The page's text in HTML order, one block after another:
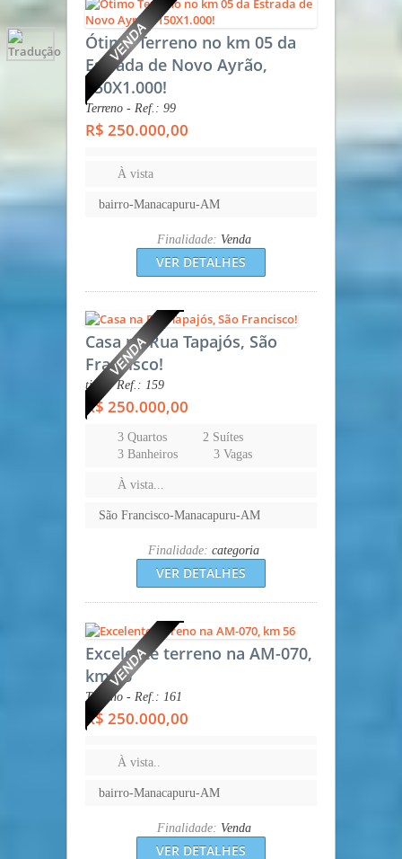
Ótimo Terreno no km 05 da
Estrada de Novo Ayrão,
150X1.000!
Terreno - Ref.: 99
R$ 250.000,00
À vista
bairro-Manacapuru-AM
Finalidade: Venda
VER DETALHES
Casa na Rua Tapajós, São
Francisco!
tipo - Ref.: 159
R$ 250.000,00
3 Quartos
2 Suítes
3 Banheiros
3 Vagas
À vista...
São Francisco-Manacapuru-AM
Finalidade: categoria
VER DETALHES
Excelente terreno na AM-070,
km 56
Terreno - Ref.: 161
R$ 250.000,00
À vista..
bairro-Manacapuru-AM
Finalidade: Venda
VER DETALHES